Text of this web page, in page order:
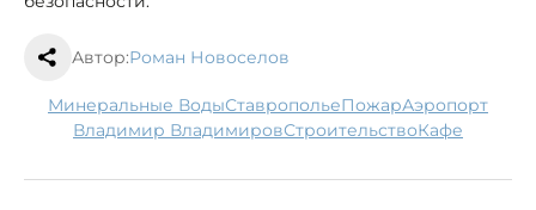
Автор:Роман Новоселов
Минеральные Воды Ставрополье пожар
аэропорт
Владимир Владимиров
строительство кафе